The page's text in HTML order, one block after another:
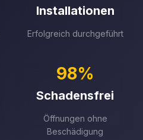
Installationen
Erfolgreich durchgeführt
98%
Schadensfrei
Öffnungen ohne
Beschädigung